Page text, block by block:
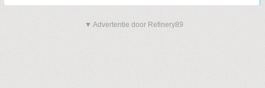
▼ Advertentie door Refinery89